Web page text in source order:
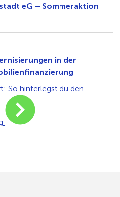
eG – Sommeraktion
in der
So hinterlegst du den